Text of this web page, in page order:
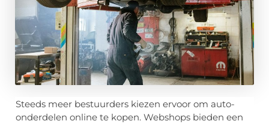
Steeds meer bestuurders kiezen ervoor om auto-
onderdelen online te kopen. Webshops bieden een